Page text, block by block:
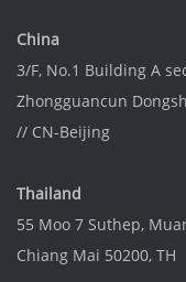
China
3/F, No.1 Building A
Zhongguancun
// CN-Beijing
Thailand
55 Moo 7 Suthep,
Chiang Mai 50200, TH